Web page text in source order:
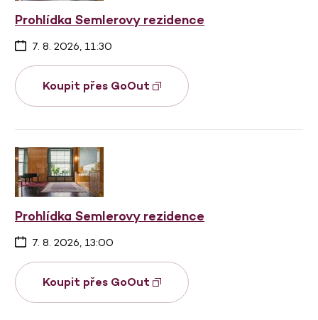
Prohlídka Semlerovy rezidence
7. 8. 2026, 11:30
Koupit přes GoOut
Prohlídka Semlerovy rezidence
7. 8. 2026, 13:00
Koupit přes GoOut